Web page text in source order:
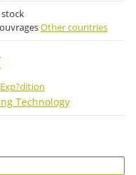
stock
Other countries
Exp?dition